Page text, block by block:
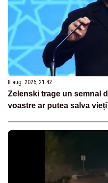
8 aug. 2026, 21:42
Zelenski trage un semnal
voastre ar putea salva